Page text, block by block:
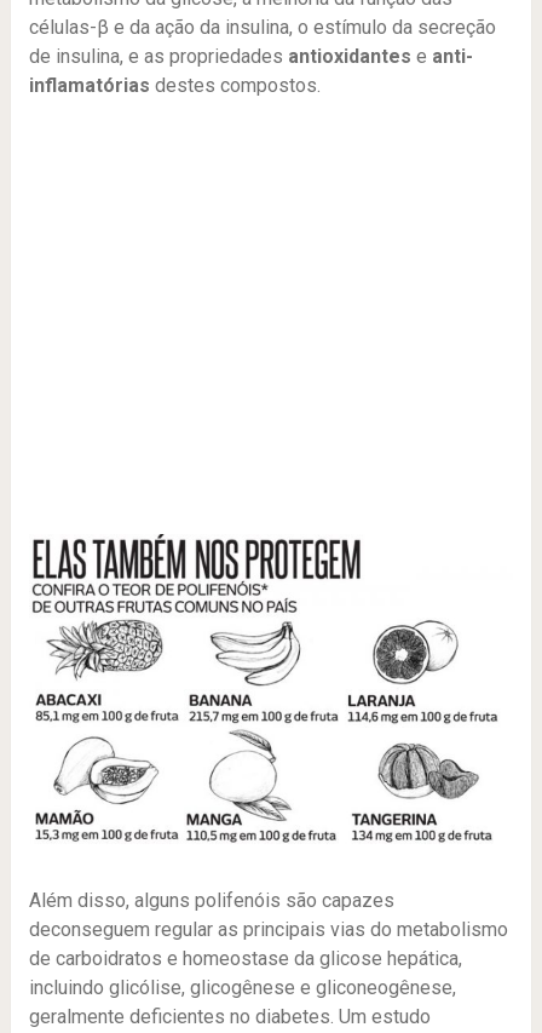
células-β e da ação da insulina, o estímulo da secreção
de insulina, e as propriedades antioxidantes e anti-
inflamatórias destes compostos.
Além disso, alguns polifenóis são capazes
deconseguem regular as principais vias do metabolismo
de carboidratos e homeostase da glicose hepática,
incluindo glicólise, glicogênese e gliconeogênese,
geralmente deficientes no diabetes. Um estudo